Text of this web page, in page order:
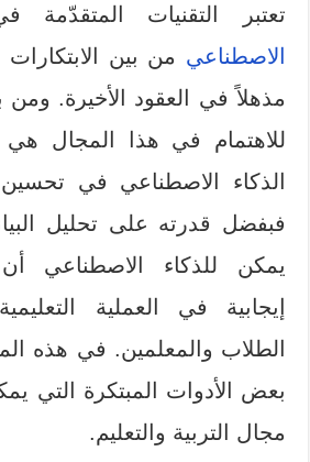
تعتبر التقنيات
الاصطناعي من بين
مذهلاً في العقود الأخيرة. ومن
للاهتمام في هذا المجال هي
الذكاء الاصطناعي في تحسين
فبفضل قدرته على تحليل
يمكن للذكاء الاصطناعي
إيجابية في العملية
الطلاب والمعلمين. في هذه
بعض الأدوات المبتكرة التي
مجال التربية والتعليم.